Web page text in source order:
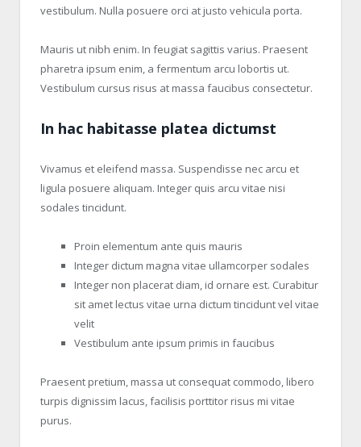
vestibulum. Nulla posuere orci at justo vehicula porta.
Mauris ut nibh enim. In feugiat sagittis varius. Praesent
pharetra ipsum enim, a fermentum arcu lobortis ut.
Vestibulum cursus risus at massa faucibus consectetur.
In hac habitasse platea dictumst
Vivamus et eleifend massa. Suspendisse nec arcu et
ligula posuere aliquam. Integer quis arcu vitae nisi
sodales tincidunt.
Proin elementum ante quis mauris
Integer dictum magna vitae ullamcorper sodales
Integer non placerat diam, id ornare est. Curabitur
sit amet lectus vitae urna dictum tincidunt vel vitae
velit
Vestibulum ante ipsum primis in faucibus
Praesent pretium, massa ut consequat commodo, libero
turpis dignissim lacus, facilisis porttitor risus mi vitae
purus.